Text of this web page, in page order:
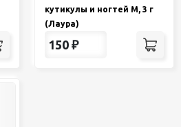
кутикулы и ногтей М, 3 г
(Лаура)
150 ₽